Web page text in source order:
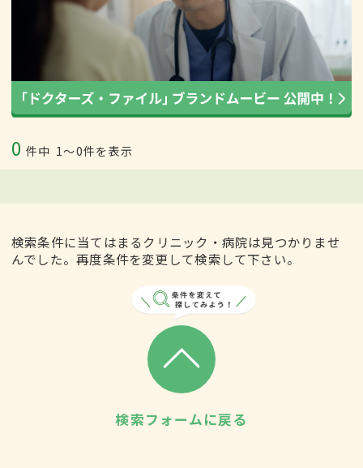
0 件中 1〜0件を表示
検索条件に当てはまるクリニック・病院は見つかりませ
んでした。再度条件を変更して検索して下さい。
検索フォームに戻る